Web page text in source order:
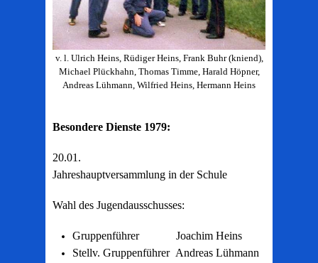
v. l. Ulrich Heins, Rüdiger Heins, Frank Buhr (kniend),
Michael Plückhahn, Thomas Timme, Harald Höpner,
Andreas Lühmann, Wilfried Heins, Hermann Heins
Besondere Dienste 1979:
20.01.
Jahreshauptversammlung in der Schule
Wahl des Jugendausschusses:
Gruppenführer Joachim Heins
Stellv. Gruppenführer Andreas Lühmann